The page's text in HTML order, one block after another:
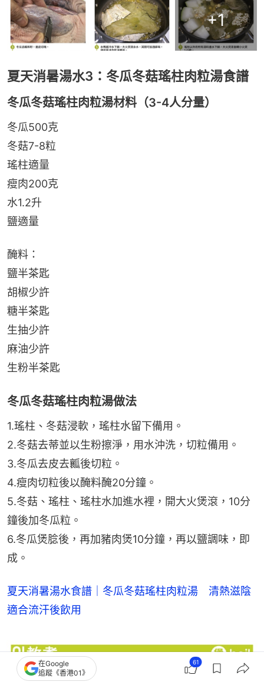
+1
夏天消暑湯水3：冬瓜冬菇瑤柱肉粒湯食譜
冬瓜冬菇瑤柱肉粒湯材料（3-4人分量）
冬瓜500克
冬菇7-8粒
瑤柱適量
瘦肉200克
水1.2升
鹽適量
醃料：
鹽半茶匙
胡椒少許
糖半茶匙
生抽少許
麻油少許
生粉半茶匙
冬瓜冬菇瑤柱肉粒湯做法
1.瑤柱、冬菇浸軟，瑤柱水留下備用。
2.冬菇去蒂並以生粉擦淨，用水沖洗，切粒備用。
3.冬瓜去皮去瓤後切粒。
4.瘦肉切粒後以醃料醃20分鐘。
5.冬菇、瑤柱、瑤柱水加進水裡，開大火煲滾，10分
鐘後加冬瓜粒。
6.冬瓜煲腍後，再加豬肉煲10分鐘，再以鹽調味，即
成。
夏天消暑湯水食譜｜冬瓜冬菇瑤柱肉粒湯　清熱滋陰
適合流汗後飲用
在Google
追蹤《香港01》
61